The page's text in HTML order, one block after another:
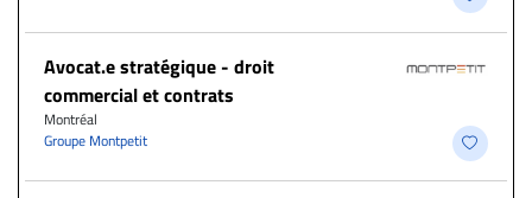
Avocat.e stratégique - droit
commercial et contrats
Montréal
Groupe Montpetit